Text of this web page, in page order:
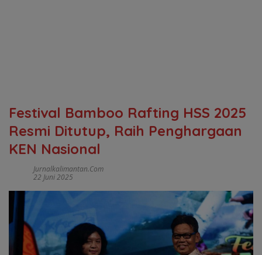
Festival Bamboo Rafting HSS 2025
Resmi Ditutup, Raih Penghargaan
KEN Nasional
Jurnalkalimantan.com
22 Juni 2025